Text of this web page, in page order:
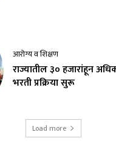
आरोग्य व शिक्षण
राज्यातील ३० हजारांहून
भरती प्रक्रिया सुरू
Load more